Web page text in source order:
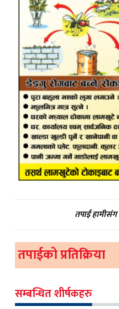
तपाईं हामीसंग
तपाईको प्रतिक्रिया
सम्बन्धित शीर्षकहरु